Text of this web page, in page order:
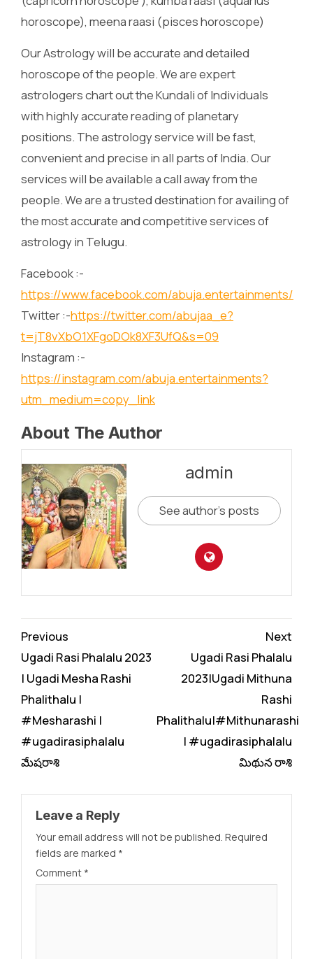
horoscope), meena raasi (pisces horoscope)
Our Astrology will be accurate and detailed
horoscope of the people. We are expert
astrologers chart out the Kundali of Individuals
with highly accurate reading of planetary
positions. The astrology service will be fast,
convenient and precise in all parts of India. Our
services will be available a call away from the
people. We are a trusted destination for availing of
the most accurate and competitive services of
astrology in Telugu.
Facebook :-
https://www.facebook.com/abuja.entertainments/
Twitter :-https://twitter.com/abujaa_e?
t=jT8vXbO1XFgoDOk8XF3UfQ&s=09
Instagram :-
https://instagram.com/abuja.entertainments?
utm_medium=copy_link
About The Author
admin
See author's posts
Continue
Reading
Previous
Ugadi Rasi Phalalu 2023
| Ugadi Mesha Rashi
Phalithalu |
#Mesharashi |
#ugadirasiphalalu
మేషరాశి
Next
Ugadi Rasi Phalalu
2023|Ugadi Mithuna
Rashi
Phalithalu|#Mithunarashi
| #ugadirasiphalalu
మిథున రాశి
Leave a Reply
Your email address will not be published. Required
fields are marked *
Comment *